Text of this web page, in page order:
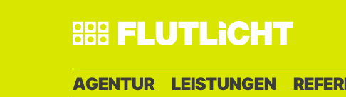
AGENTUR LEISTUNGEN